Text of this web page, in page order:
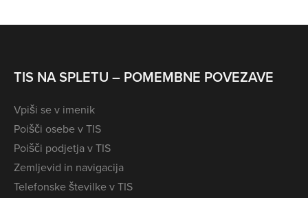
TIS NA SPLETU – POMEMBNE POVEZAVE
Vpiši se v imenik
Poišči osebe v TIS
Poišči podjetja v TIS
Zemljevid in navigacija
Telefonske številke v TIS